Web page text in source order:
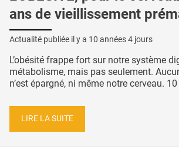
ans de vieillissement
Actualité publiée il y a 10 années 4 jours
L’obésité frappe fort sur notre système
métabolisme, mais pas seulement.
n’est épargné, ni même notre cerveau.
LIRE LA SUITE